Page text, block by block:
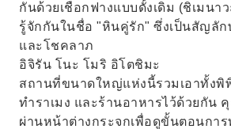
กันด้วยเชือกฟางแบบดั้งเดิม (ชิเมนา
รู้จักกันในชื่อ "หินคู่รัก" ซึ่งเป็นสัญลั
และโชคลาภ
อิจิรัน โนะ โมริ อิโตชิมะ
สถานที่ขนาดใหญ่แห่งนี้รวมเอาทั้ง
ทำราเมง และร้านอาหารไว้ด้วยกัน
ผ่านหน้าต่างกระจกเพื่อดูขั้นตอนการ